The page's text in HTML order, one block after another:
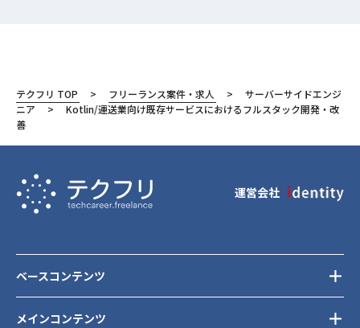
テクフリ TOP フリーランス案件・求人
サーバーサイドエンジ
ニア
Kotlin/運送業向け既存サービスにおけるフルスタック開発・改
善
運営会社
メインコンテンツ
ベースコンテンツ